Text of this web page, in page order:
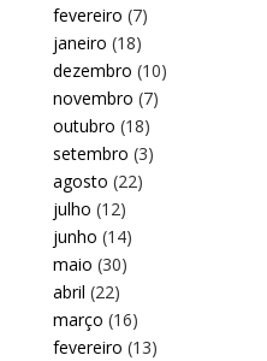
fevereiro (7)
janeiro (18)
dezembro (10)
novembro (7)
outubro (18)
setembro (3)
agosto (22)
julho (12)
junho (14)
maio (30)
abril (22)
março (16)
fevereiro (13)